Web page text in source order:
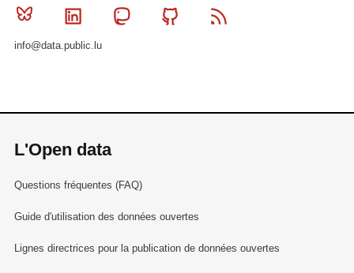
Bluesky Linkedin MastodonGithub
info@data.public.lu
L'Open data
Questions fréquentes (FAQ)
Guide d'utilisation des données ouvertes
Lignes directrices pour la publication de données ouvertes